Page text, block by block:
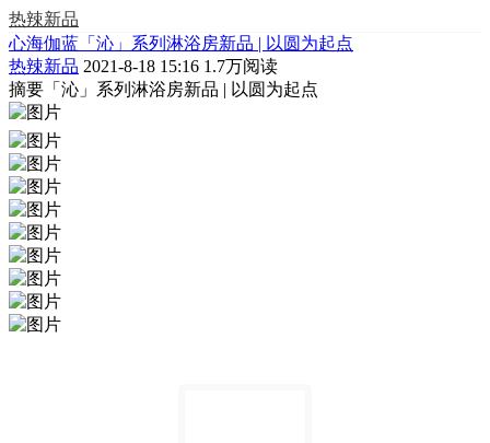
热辣新品
心海伽蓝「沁」系列淋浴房新品 | 以圆为起点
热辣新品 2021-8-18 15:16 1.7万阅读
摘要 「沁」系列淋浴房新品 | 以圆为起点